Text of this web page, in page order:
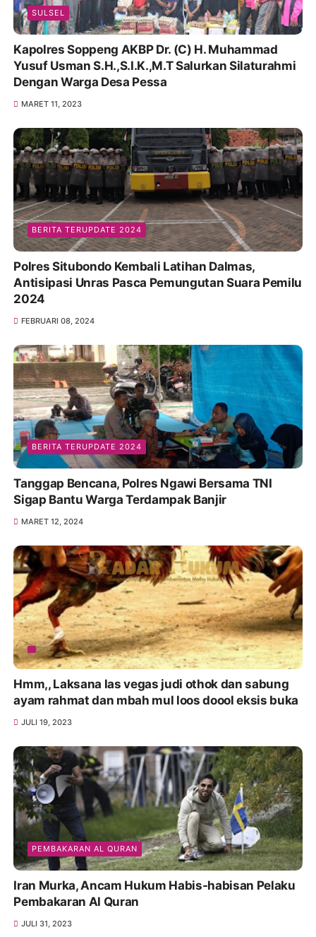
SULSEL
Kapolres Soppeng AKBP Dr. (C) H. Muhammad
Yusuf Usman S.H.,S.I.K.,M.T Salurkan Silaturahmi
Dengan Warga Desa Pessa
MARET 11, 2023
BERITA TERUPDATE 2024
Polres Situbondo Kembali Latihan Dalmas,
Antisipasi Unras Pasca Pemungutan Suara Pemilu
2024
FEBRUARI 08, 2024
BERITA TERUPDATE 2024
Tanggap Bencana, Polres Ngawi Bersama TNI
Sigap Bantu Warga Terdampak Banjir
MARET 12, 2024
Hmm,, Laksana las vegas judi othok dan sabung
ayam rahmat dan mbah mul loos doool eksis buka
JULI 19, 2023
PEMBAKARAN AL QURAN
Iran Murka, Ancam Hukum Habis-habisan Pelaku
Pembakaran Al Quran
JULI 31, 2023